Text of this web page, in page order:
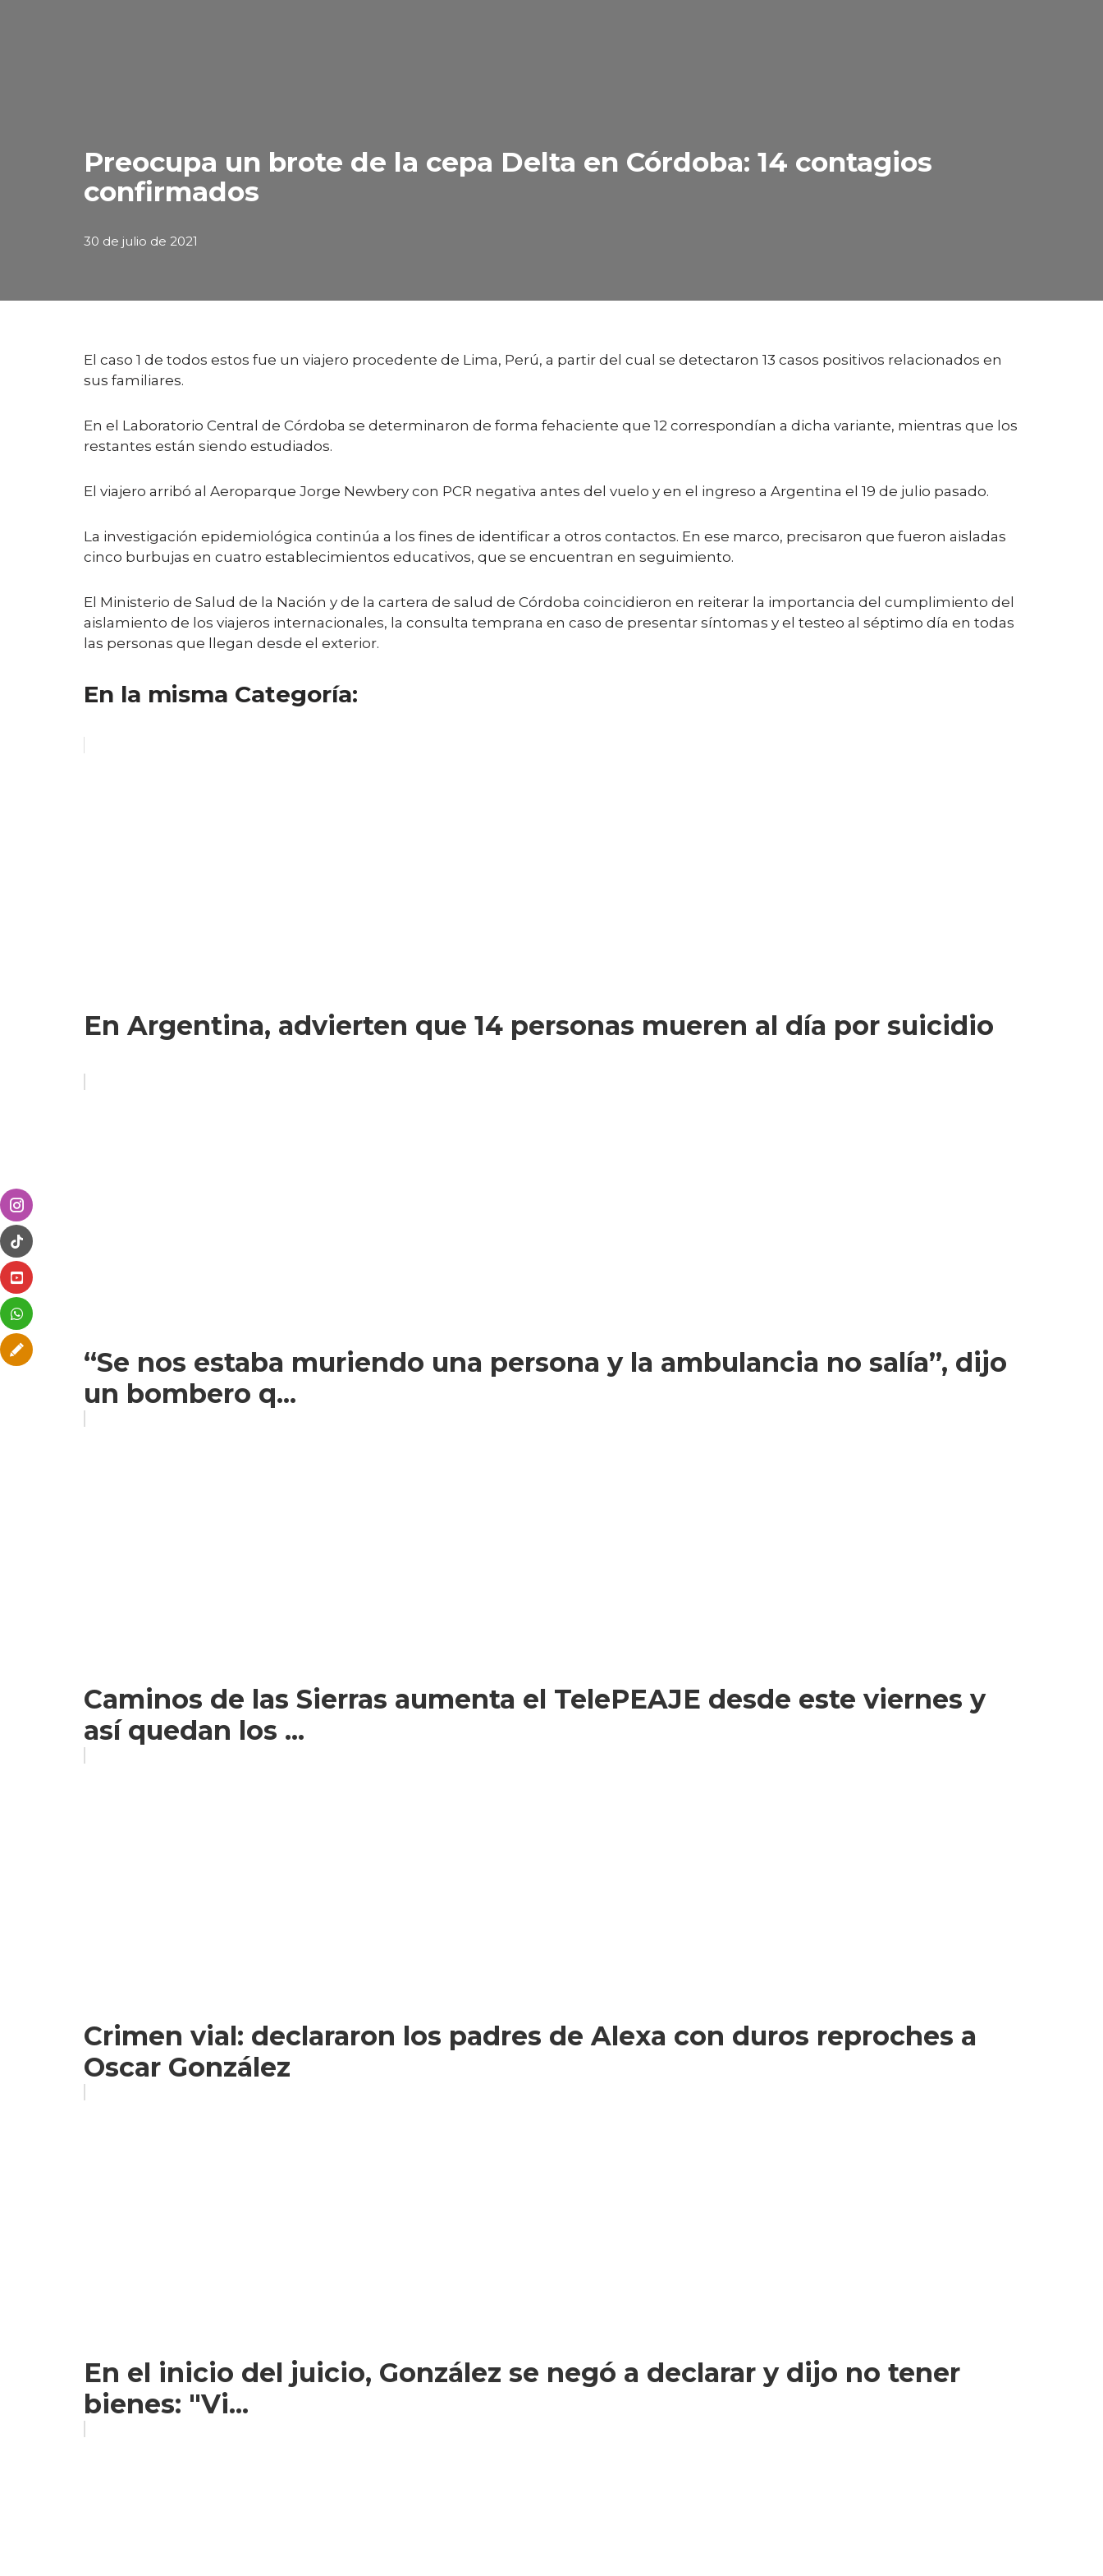
Preocupa un brote de la cepa Delta en Córdoba: 14 contagios
confirmados
30 de julio de 2021
El caso 1 de todos estos fue un viajero procedente de Lima, Perú, a partir del cual se detectaron 13 casos positivos relacionados en
sus familiares.
En el Laboratorio Central de Córdoba se determinaron de forma fehaciente que 12 correspondían a dicha variante, mientras que los
restantes están siendo estudiados.
El viajero arribó al Aeroparque Jorge Newbery con PCR negativa antes del vuelo y en el ingreso a Argentina el 19 de julio pasado.
La investigación epidemiológica continúa a los fines de identificar a otros contactos. En ese marco, precisaron que fueron aisladas
cinco burbujas en cuatro establecimientos educativos, que se encuentran en seguimiento.
El Ministerio de Salud de la Nación y de la cartera de salud de Córdoba coincidieron en reiterar la importancia del cumplimiento del
aislamiento de los viajeros internacionales, la consulta temprana en caso de presentar síntomas y el testeo al séptimo día en todas
las personas que llegan desde el exterior.
En la misma Categoría:
En Argentina, advierten que 14 personas mueren al día por suicidio
“Se nos estaba muriendo una persona y la ambulancia no salía”, dijo
un bombero q...
Caminos de las Sierras aumenta el TelePEAJE desde este viernes y
así quedan los ...
Crimen vial: declararon los padres de Alexa con duros reproches a
Oscar González
En el inicio del juicio, González se negó a declarar y dijo no tener
bienes: "Vi...